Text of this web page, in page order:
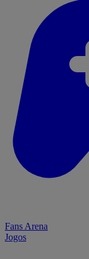
Fans Arena
Jogos